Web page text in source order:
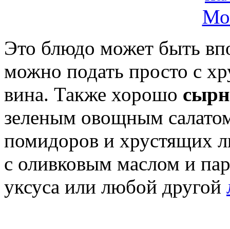
Это блюдо может быть
можно подать просто с
вина. Также хорошо
зеленым овощным
помидоров и хрустящих
с оливковым маслом и
уксуса или любой другой